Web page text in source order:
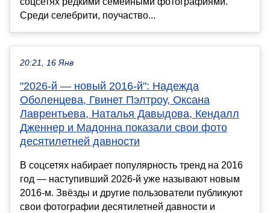
Среди селебрити, поучаство...
20:21, 16 Янв
"2026-й — новый 2016-й": Надежда
Оболенцева, Гвинет Пэлтроу, Оксана
Лаврентьева, Наталья Давыдова, Кендалл
Дженнер и Мадонна показали свои фото
десятилетней давности
В соцсетях набирает популярность тренд на 2016
год — наступивший 2026-й уже называют новым
2016-м. Звёзды и другие пользователи публикуют
свои фотографии десятилетней давности и